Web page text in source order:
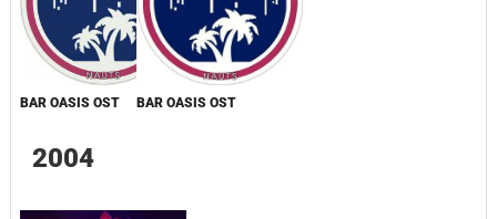
BAR OASIS OST BAR OASIS OST
2004